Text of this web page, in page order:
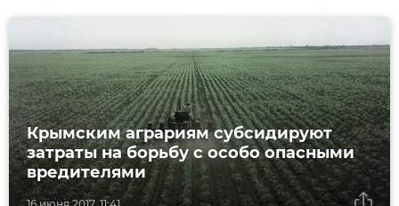
Крымским аграриям субсидируют
затраты на борьбу с особо опасными
вредителями